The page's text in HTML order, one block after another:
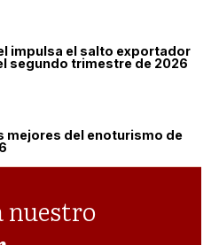
impulsa el salto exportador
segundo trimestre de 2026
mejores del enoturismo de
nuestro